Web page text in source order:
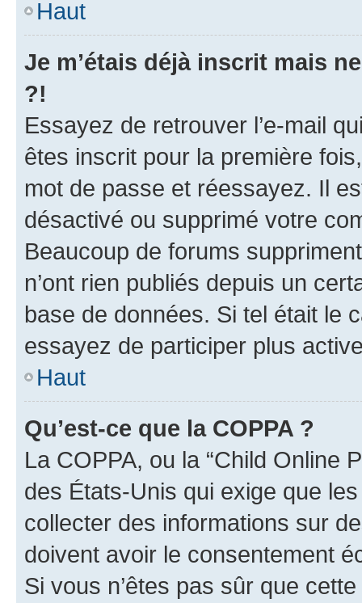
Haut
Je m’étais déjà inscrit mais
?!
Essayez de retrouver l’e-mail
êtes inscrit pour la première
mot de passe et réessayez. Il
désactivé ou supprimé votre
Beaucoup de forums
n’ont rien publiés depuis un
base de données. Si tel était le
essayez de participer plus
Haut
Qu’est-ce que la COPPA ?
La COPPA, ou la “Child Online
des États-Unis qui exige que
collecter des informations sur
doivent avoir le consentement
Si vous n’êtes pas sûr que